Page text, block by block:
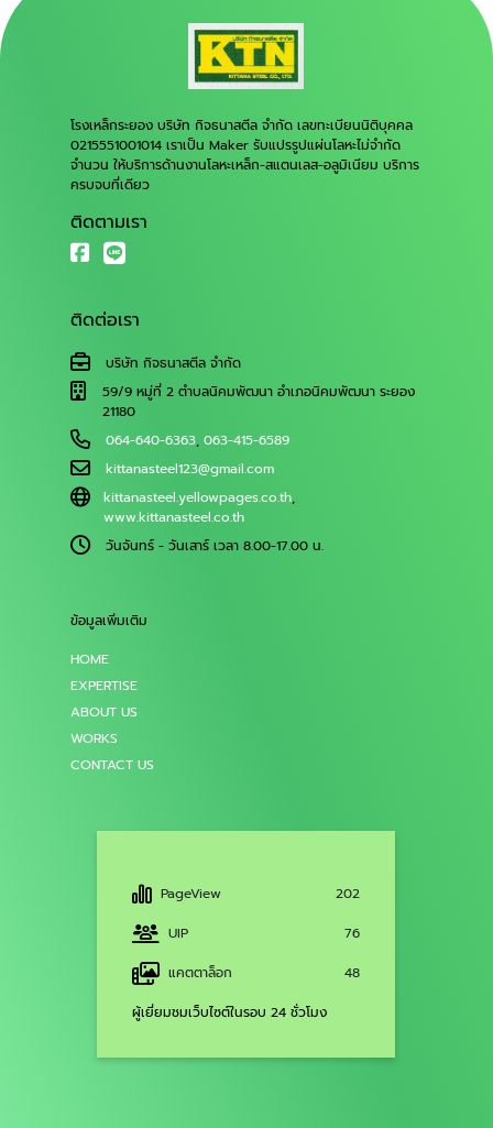
โรงเหล็กระยอง บริษัท กิจธนาสตีล จำกัด เลขทะเบียนนิติบุคคล
0215551001014 เราเป็น Maker รับแปรรูปแผ่นโลหะไม่จำกัด
จำนวน ให้บริการด้านงานโลหะเหล็ก-สแตนเลส-อลูมิเนียม บริการ
ครบจบที่เดียว
ติดตามเรา
ติดต่อเรา
บริษัท กิจธนาสตีล จำกัด
59/9 หมู่ที่ 2 ตำบลนิคมพัฒนา อำเภอนิคมพัฒนา ระยอง
21180
064-640-6363, 063-415-6589
kittanasteel123@gmail.com
kittanasteel.yellowpages.co.th,
www.kittanasteel.co.th
วันจันทร์ - วันเสาร์ เวลา 8.00-17.00 น.
ข้อมูลเพิ่มเติม
HOME
EXPERTISE
ABOUT US
WORKS
CONTACT US
PageView
202
UIP
76
แคตตาล็อก
48
ผู้เยี่ยมชมเว็บไซต์ในรอบ 24 ชั่วโมง